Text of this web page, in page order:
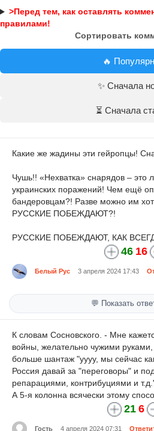
>Перед тем, как оставлять
правилами!
Сортировать
🔥
✨ Сначала
⏳ Сначала
Какие же жадины эти гейропцы!
Чушь!! «Нехватка» снарядов – это
украинских поражений! Чем ещё
бандеровцам?! Разве можно им
РУССКИЕ ПОБЕЖДАЮТ?!
РУССКИЕ ПОБЕЖДАЮТ, КАК
46 16
Белый Рус 3 апреля 2024 17:43
💬 Показать
К словам Сосновского. - Мне
войны, желательно чужими
больше шантаж "уууу, мы сейчас
Россия давай за "переговоры" и
репарациями, контрибуциями и
А 5-я колонна всячески этому
21 6
Гость 4 апреля 2024 07:31